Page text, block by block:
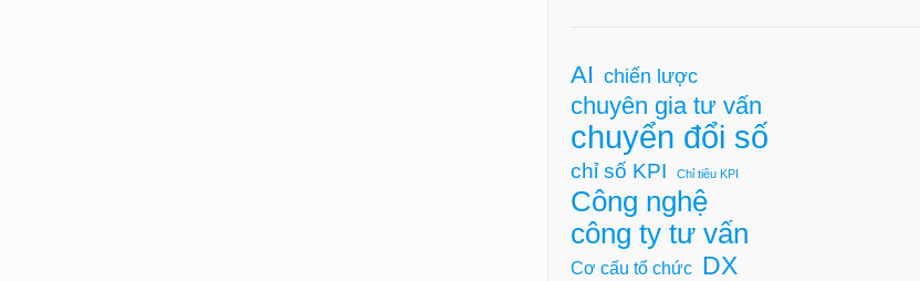
AI chiến lược
chuyên gia tư vấn
chuyển đổi số
chỉ số KPI Chỉ tiêu KPI
Công nghệ
công ty tư vấn
Cơ cấu tổ chức DX